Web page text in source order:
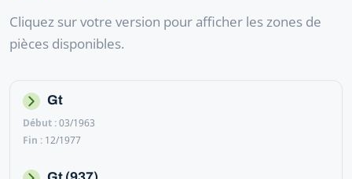
Cliquez sur votre version pour afficher les zones de
pièces disponibles.
Gt
03/1963
12/1977